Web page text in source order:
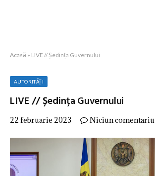
Acasă » LIVE // Ședința Guvernului
AUTORITĂȚI
LIVE // Ședința Guvernului
22 februarie 2023 Niciun comentariu